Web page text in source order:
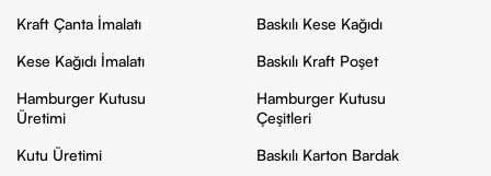
Kraft Çanta İmalatı
Kese Kağıdı İmalatı
Hamburger Kutusu
Üretimi
Kutu Üretimi
Baskılı Kese Kağıdı
Baskılı Kraft Poşet
Hamburger Kutusu
Çeşitleri
Baskılı Karton Bardak